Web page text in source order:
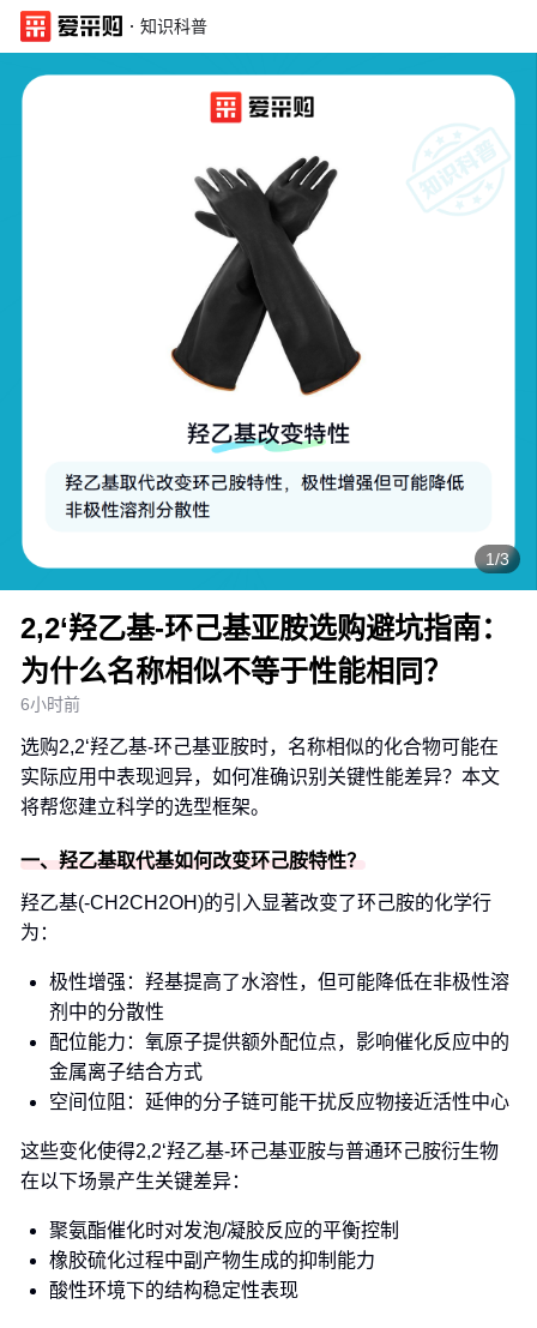
· 知识科普
1/3
2,2‘羟乙基-环己基亚胺选购避坑指南：
为什么名称相似不等于性能相同？
6小时前
选购2,2‘羟乙基-环己基亚胺时，名称相似的化合物可能在
实际应用中表现迥异，如何准确识别关键性能差异？本文
将帮您建立科学的选型框架。
一、羟乙基取代基如何改变环己胺特性？
羟乙基(-CH2CH2OH)的引入显著改变了环己胺的化学行
为：
极性增强：羟基提高了水溶性，但可能降低在非极性溶
剂中的分散性
配位能力：氧原子提供额外配位点，影响催化反应中的
金属离子结合方式
空间位阻：延伸的分子链可能干扰反应物接近活性中心
这些变化使得2,2‘羟乙基-环己基亚胺与普通环己胺衍生物
在以下场景产生关键差异：
聚氨酯催化时对发泡/凝胶反应的平衡控制
橡胶硫化过程中副产物生成的抑制能力
酸性环境下的结构稳定性表现